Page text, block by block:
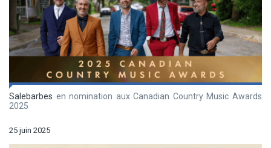
Salebarbes en nomination aux Canadian Country Music Awards
2025
25 juin 2025